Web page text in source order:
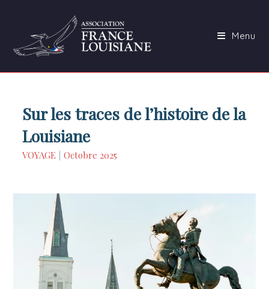
Menu
Sur les traces de l’histoire de la
Louisiane
VOYAGE Octobre 2025